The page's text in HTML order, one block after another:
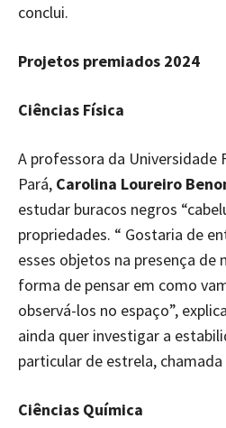
conclui.
Projetos premiados 2024
Ciências Física
A professora da Universidade
Pará, Carolina Loureiro
estudar buracos negros
propriedades. “ Gostaria de
esses objetos na presença de
forma de pensar em como
observá-los no espaço”,
ainda quer investigar a
particular de estrela,
Ciências Química